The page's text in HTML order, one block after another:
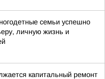
семьи успешно
личную жизнь и
капитальный ремонт